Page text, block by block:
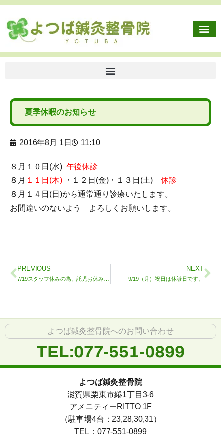
夏季休暇のお知らせ
2016年8月 1日 11:10
８月１０日(水) 午後休診
８月 １１日(木) ・１２日(金)・１３日(土) 休診
８月１４日(日)から通常通り診療いたします。
お間違いのないよう よろしくお願いします。
PREVIOUS NEXT
9/19（月）祝日は休診日です。
よつば鍼灸整骨院へのお問い合わせ
TEL:077-551-0899
よつば鍼灸整骨院
滋賀県栗東市綣1丁目3-6
アメニティーRITTO 1F
（駐車場4台：23,28,30,31）
TEL：077-551-0899